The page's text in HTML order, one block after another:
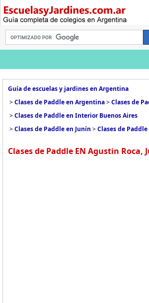
Guía de escuelas y jardines en Argentina
>Clases de Paddle en Argentina>Clases de
>Clases de Paddle en Interior Buenos Aires
>Clases de Paddle en Junín >Clases de
Clases de Paddle EN Agustin Roca,